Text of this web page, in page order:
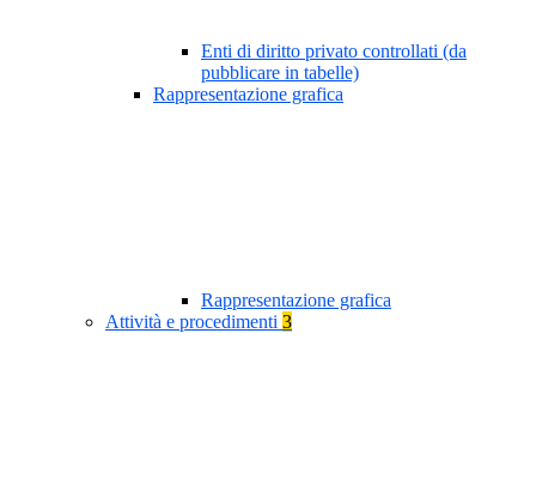
Enti di diritto privato controllati (da
pubblicare in tabelle)
Rappresentazione grafica
Rappresentazione grafica
Attività e procedimenti 3